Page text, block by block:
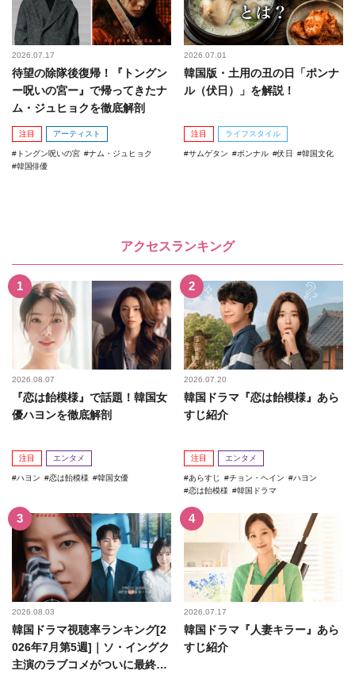
2026.07.17
待望の除隊後復帰！『トングン
ー呪いの宮ー』で帰ってきたナ
ム・ジュヒョクを徹底解剖
注目 アーティスト
トングン呪いの宮
ナム・ジュヒョク
韓国俳優
2026.07.01
韓国版・土用の丑の日「ポンナ
ル（伏日）」を解説！
注目 ライフスタイル
サムゲタン ポンナル 伏日 韓国文化
アクセスランキング
2026.08.07
『恋は飴模様』で話題！韓国女
優ハヨンを徹底解剖
注目 エンタメ
ハヨン 恋は飴模様 韓国女優
2026.07.20
韓国ドラマ『恋は飴模様』あら
すじ紹介
注目 エンタメ
あらすじ チョン・ヘイン
ハヨン
恋は飴模様
韓国ドラマ
2026.08.03
韓国ドラマ視聴率ランキング[2
026年7月第5週]｜ソ・イングク
主演のラブコメがついに最終
2026.07.17
韓国ドラマ『人妻キラー』あら
すじ紹介